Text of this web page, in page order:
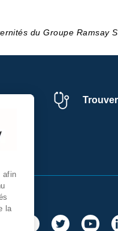
du Groupe Ramsay
afin
la